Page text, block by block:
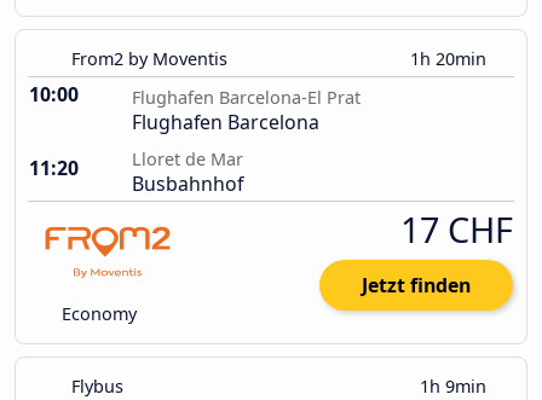
From2 by Moventis 1h 20min
10:00 Flughafen Barcelona-El Prat
Flughafen Barcelona
11:20
Lloret de Mar
Busbahnhof
Economy
17 CHF
Jetzt finden
Flybus 1h 9min